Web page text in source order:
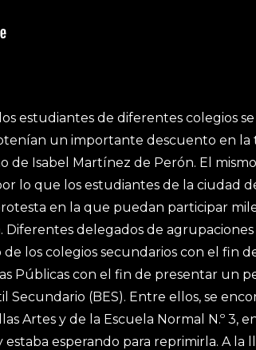
estudiantes de diferentes colegios se
un importante descuento en la
Isabel Martínez de Perón. El
lo que los estudiantes de la ciudad
en la que puedan participar
Diferentes delegados de agrupaciones
los colegios secundarios con el fin
Públicas con el fin de presentar un
(BES). Entre ellos, se
Artes y de la Escuela Normal N.º 3,
esperando para reprimirla. A la